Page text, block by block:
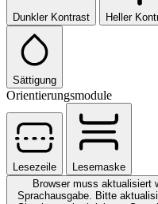
Dunkler Kontrast Heller
Sättigung
Orientierungsmodule
Lesezeile
Lesemaske
Browser muss aktualisiert
Sprachausgabe. Bitte